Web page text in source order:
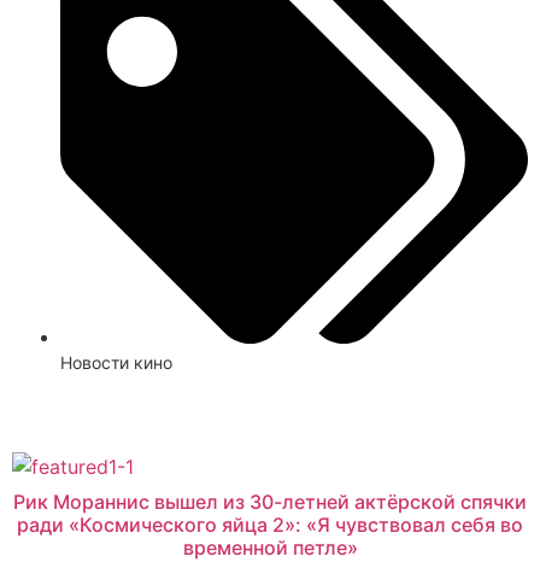
Новости кино
Рик Мораннис вышел из 30-летней актёрской спячки
ради «Космического яйца 2»: «Я чувствовал себя во
временной петле»